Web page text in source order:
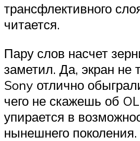
трансфлективного
читается.
Пару слов насчет
заметил. Да, экран не
Sony отлично
чего не скажешь об
упирается в
нынешнего поколения.